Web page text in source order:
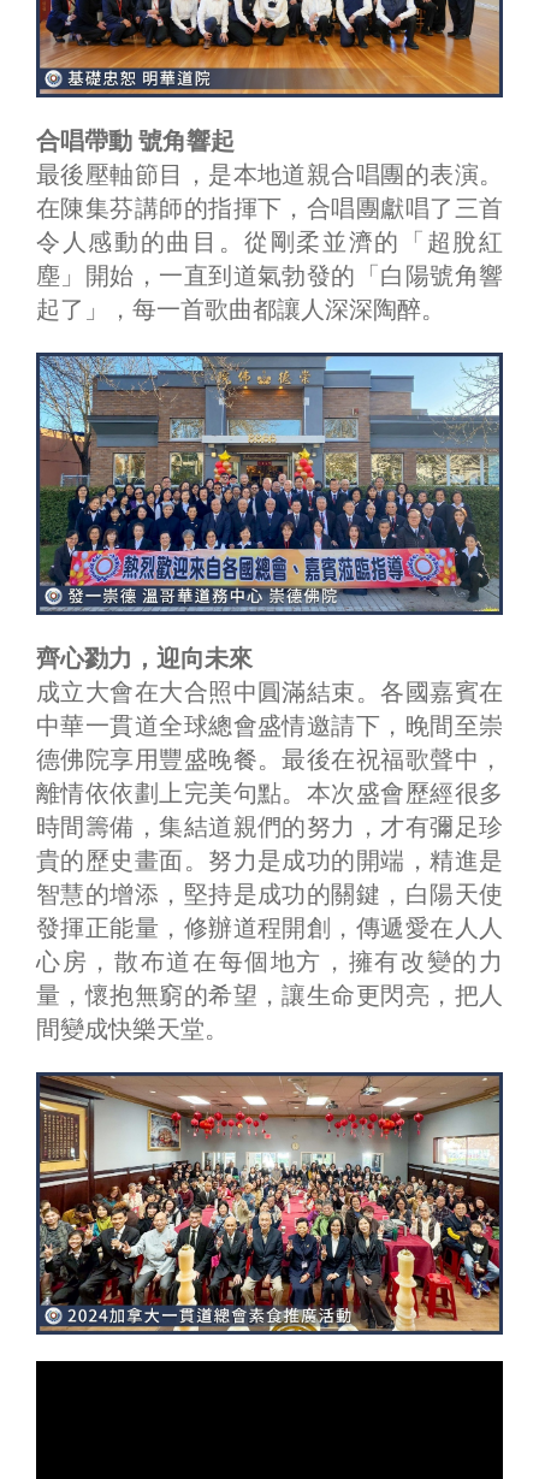
合唱帶動 號角響起
最後壓軸節目，是本地道親合唱團的表演。
在陳集芬講師的指揮下，合唱團獻唱了三首
令人感動的曲目。從剛柔並濟的「超脫紅
塵」開始，一直到道氣勃發的「白陽號角響
起了」，每一首歌曲都讓人深深陶醉。
齊心勠力，迎向未來
成立大會在大合照中圓滿結束。各國嘉賓在
中華一貫道全球總會盛情邀請下，晚間至崇
德佛院享用豐盛晚餐。最後在祝福歌聲中，
離情依依劃上完美句點。本次盛會歷經很多
時間籌備，集結道親們的努力，才有彌足珍
貴的歷史畫面。努力是成功的開端，精進是
智慧的增添，堅持是成功的關鍵，白陽天使
發揮正能量，修辦道程開創，傳遞愛在人人
心房，散布道在每個地方，擁有改變的力
量，懷抱無窮的希望，讓生命更閃亮，把人
間變成快樂天堂。